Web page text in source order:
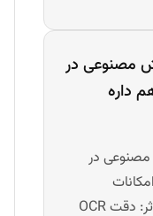
مصنوعی در
داره
در
محاسبه می‌شود. عوامل موثر: دقت OCR